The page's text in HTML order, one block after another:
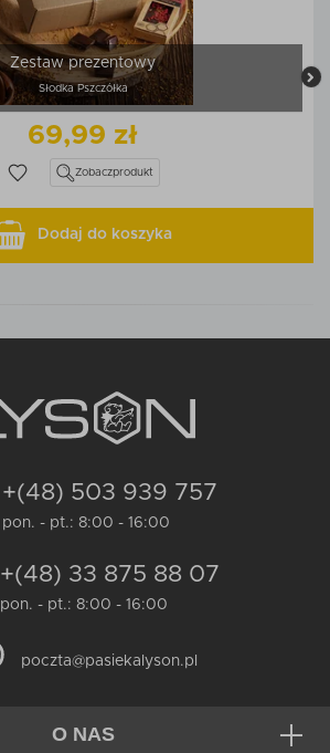
Zestaw prezentowy
Słodka Pszczółka
69,99 zł
Zobaczprodukt
Dodaj do koszyka
+(48) 503 939 757
pon. - pt.: 8:00 - 16:00
+(48) 33 875 88 07
pon. - pt.: 8:00 - 16:00
poczta@pasiekalyson.pl
O NAS